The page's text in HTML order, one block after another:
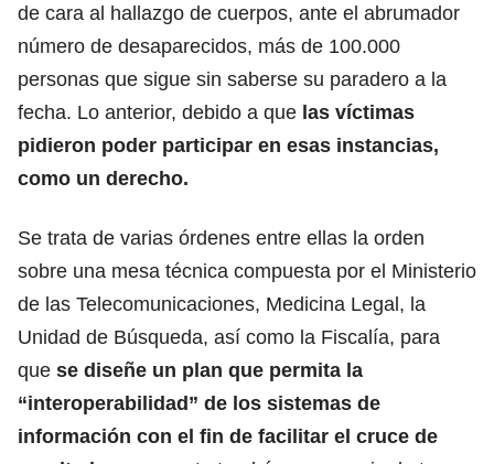
de cara al hallazgo de cuerpos, ante el abrumador
número de desaparecidos, más de 100.000
personas que sigue sin saberse su paradero a la
fecha. Lo anterior, debido a que las víctimas
pidieron poder participar en esas instancias,
como un derecho.
Se trata de varias órdenes entre ellas la orden
sobre una mesa técnica compuesta por el Ministerio
de las Telecomunicaciones, Medicina Legal, la
Unidad de Búsqueda, así como la Fiscalía, para
que se diseñe un plan que permita la
“interoperabilidad” de los sistemas de
información con el fin de facilitar el cruce de